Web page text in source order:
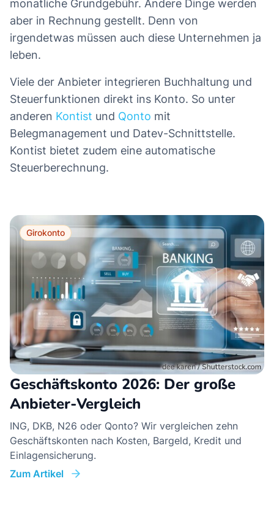
monatliche Grundgebühr. Andere Dinge werden
aber in Rechnung gestellt. Denn von
irgendetwas müssen auch diese Unternehmen ja
leben.
Viele der Anbieter integrieren Buchhaltung und
Steuerfunktionen direkt ins Konto. So unter
anderen Kontist und Qonto mit
Belegmanagement und Datev-Schnittstelle.
Kontist bietet zudem eine automatische
Steuerberechnung.
Girokonto
Geschäftskonto 2026: Der große
Anbieter-Vergleich
ING, DKB, N26 oder Qonto? Wir vergleichen zehn
Geschäftskonten nach Kosten, Bargeld, Kredit und
Einlagensicherung.
Zum Artikel